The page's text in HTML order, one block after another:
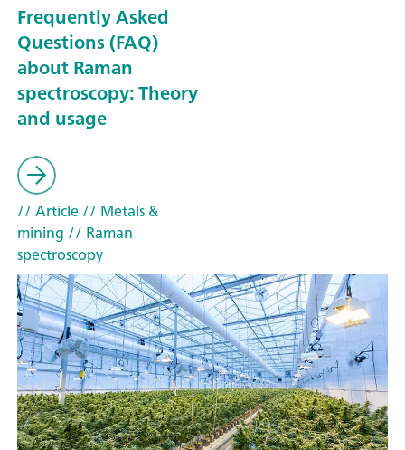
Frequently Asked
Questions (FAQ)
about Raman
spectroscopy: Theory
and usage
// Article// Metals &
mining // Raman
spectroscopy